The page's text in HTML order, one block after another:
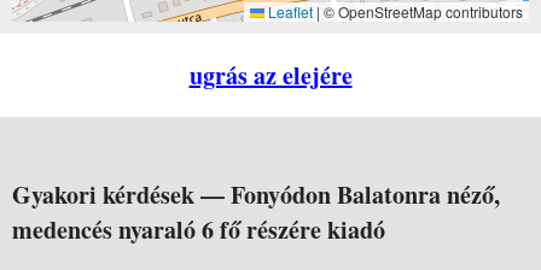
Leaflet | © OpenStreetMap contributors
ugrás az elejére
Gyakori kérdések —Fonyódon Balatonra néző,
medencés nyaraló 6 fő részére kiadó